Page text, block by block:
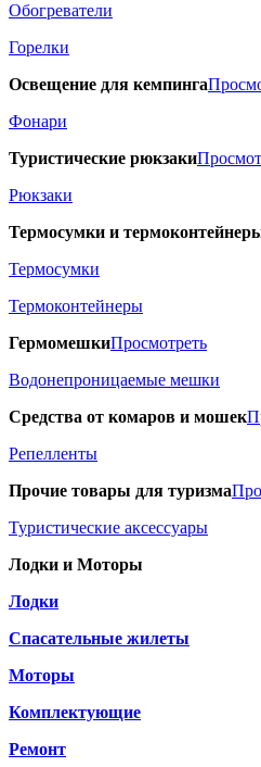
Обогреватели
Горелки
Освещение для кемпинга
Фонари
Туристические рюкзаки
Рюкзаки
Термосумки и
Термосумки
Термоконтейнеры
ГермомешкиПросмотреть
Водонепроницаемые мешки
Средства от комаров и мошек
Репелленты
Прочие товары для туризма
Туристические аксессуары
Лодки и Моторы
Лодки
Спасательные жилеты
Моторы
Комплектующие
Ремонт